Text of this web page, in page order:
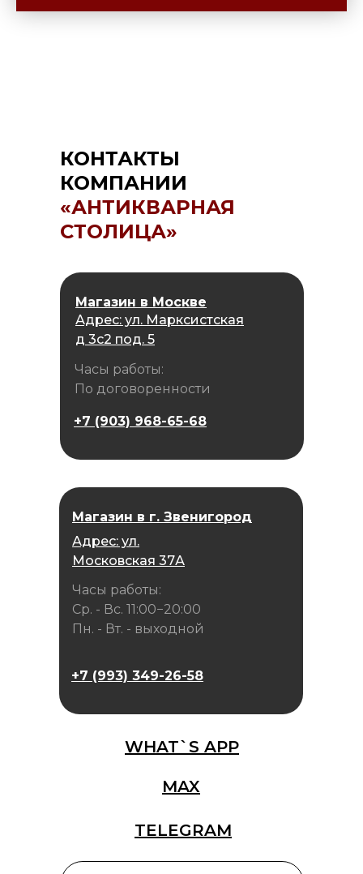
КОНТАКТЫ
КОМПАНИИ
«АНТИКВАРНАЯ
СТОЛИЦА»
Магазин в Москве
Адрес: ул. Марксистская
д 3с2 под. 5
Часы работы:
По договоренности
MAX
TELEGRAM
WHAT`S APP
Часы работы:
Ср. - Вс. 11:00−20:00
Пн. - Вт. - выходной
Магазин в г. Звенигород
Адрес: ул.
Московская 37А
+7 (993) 349-26-58
+7 (903) 968-65-68